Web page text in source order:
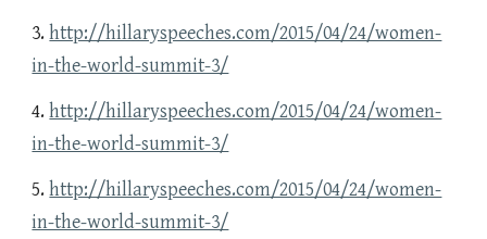
3. http://hillaryspeeches.com/2015/04/24/women-
in-the-world-summit-3/
4. http://hillaryspeeches.com/2015/04/24/women-
in-the-world-summit-3/
5. http://hillaryspeeches.com/2015/04/24/women-
in-the-world-summit-3/